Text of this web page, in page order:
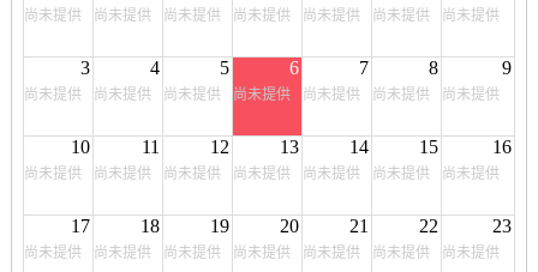
尚未提供 尚未提供 尚未提供 尚未提供 尚未提供 尚未提供 尚未提供
3
尚未提供
4
尚未提供
5
尚未提供
6
尚未提供
7
尚未提供
8
尚未提供
9
尚未提供
10
尚未提供
11
尚未提供
12
尚未提供
13
尚未提供
14
尚未提供
15
尚未提供
16
尚未提供
17
尚未提供
18
尚未提供
19
尚未提供
20
尚未提供
21
尚未提供
22
尚未提供
23
尚未提供